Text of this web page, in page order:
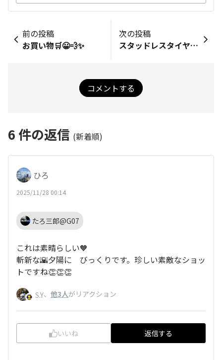
前の投稿
お買い物🛒😀💨✨
次の投稿
スタッドレスタイヤ😀💥
コメントする
6 件の返信 (新着順)
ひろ
2025/11/28 00:14
たろ三郎@G07
これは素晴らしい🧡
斬新な🌇夕陽に びっくりです。珍しい素敵なショッ
トですね👏👏👏
S.Y、 他3人がリアクション
いいね 返信する